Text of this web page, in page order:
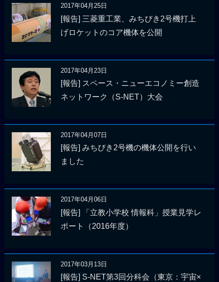
2017年04月25日
[報告] 三菱重工業、みちびき2号機打上
げロケットのコア機体を公開
2017年04月23日
[報告] スペース・ニューエコノミー創造
ネットワーク（S-NET）大会
2017年04月07日
[報告] みちびき2号機の機体公開を行い
ました
2017年04月06日
[報告] 「立教小学校 情報科」授業見学レ
ポート（2016年度）
2017年03月13日
[報告] S-NET第3回分科会（東京：宇宙×